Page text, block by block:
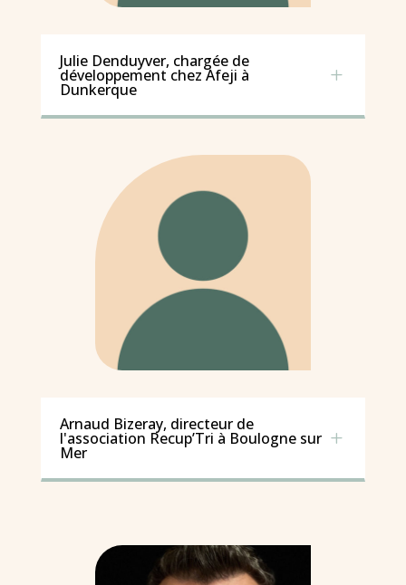
Julie Denduyver, chargée de
développement chez Afeji à
Dunkerque
L
Arnaud Bizeray, directeur de
l'association Recup’Tri à Boulogne sur
Mer
L